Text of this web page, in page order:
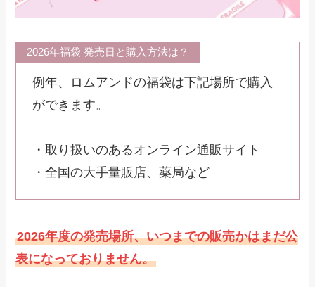
2026年福袋 発売日と購入方法は？
例年、ロムアンドの福袋は下記場所で購入
ができます。
・取り扱いのあるオンライン通販サイト
・全国の大手量販店、薬局など
2026年度の発売場所、いつまでの販売かはまだ公
表になっておりません。